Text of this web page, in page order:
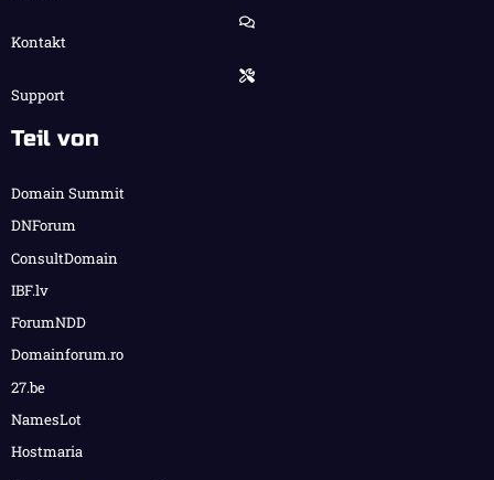
Kontakt
Support
Teil von
Domain Summit
DNForum
ConsultDomain
IBF.lv
ForumNDD
Domainforum.ro
27.be
NamesLot
Hostmaria